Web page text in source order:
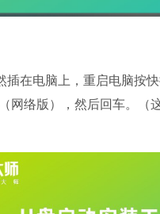
电脑上，重启电脑按快
网络版），然后回车。